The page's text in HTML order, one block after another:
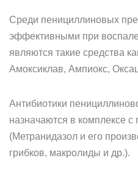
Среди пенициллиновых
эффективными при
являются такие средства
Амоксиклав, Ампиокс,
Антибиотики
назначаются в комплексе с
(Метранидазол и его
грибков, макролиды и др.).